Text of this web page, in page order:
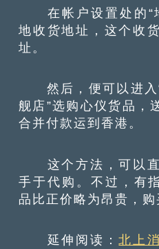
在帐户设置处的“
地收货地址，这个收
址。
然后，便可以进入
舰店”选购心仪货品，
合并付款运到香港。
这个方法，可以直
手于代购。不过，有
品比正价略为昂贵，购
延伸阅读：北上